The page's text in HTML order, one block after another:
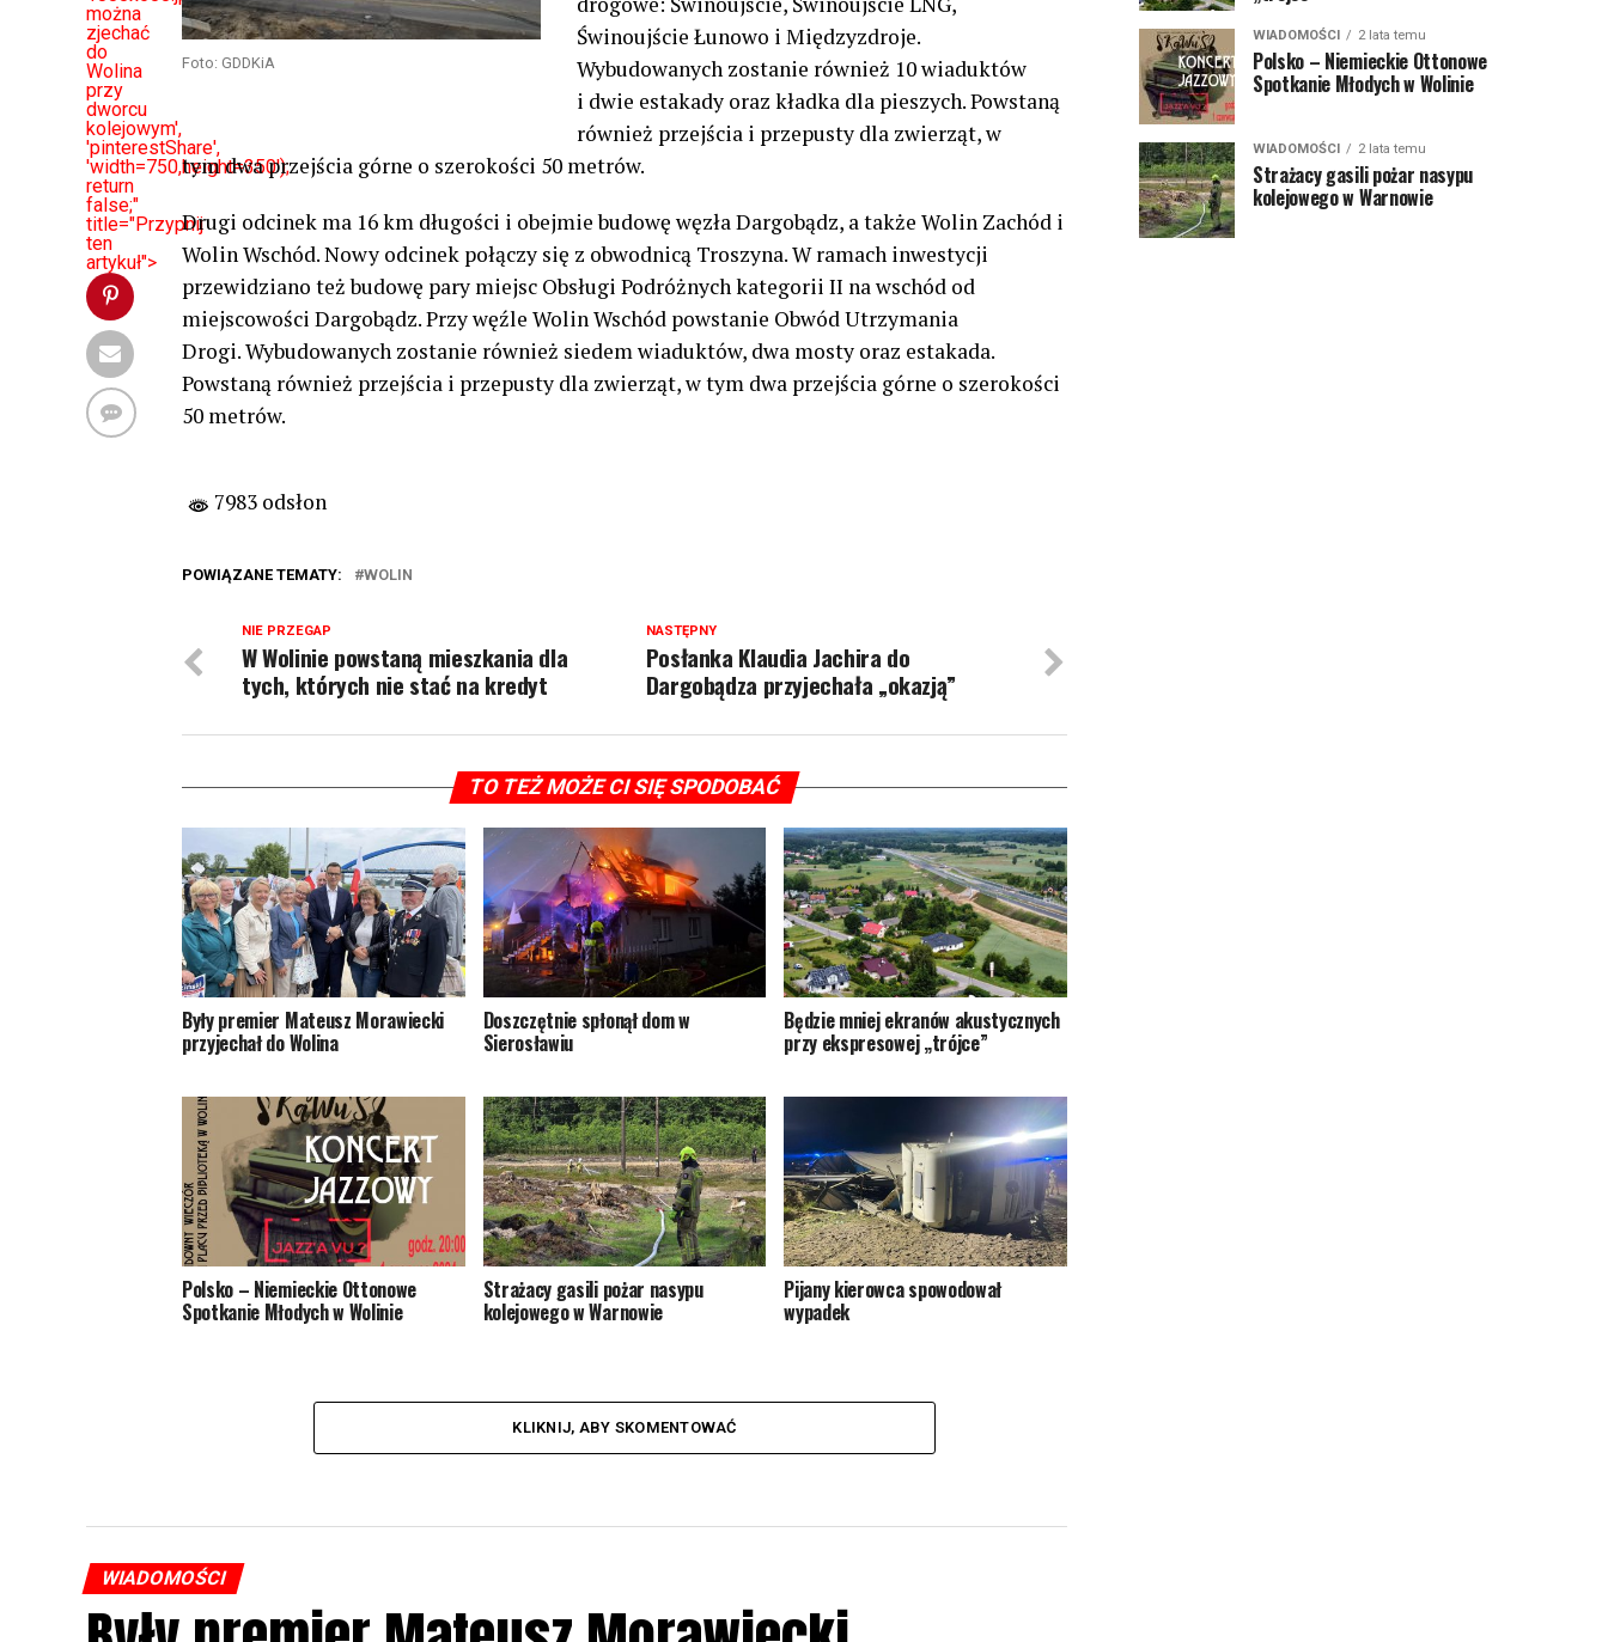
można
zjechać
do
Wolina
przy
dworcu
kolejowym',
'pinterestShare',
'width=750,height=350');
return
false;"
title="Przypnij
ten
artykuł">
Foto: GDDKiA
Świnoujście Łunowo i Międzyzdroje.
Wybudowanych zostanie również 10 wiaduktów
i dwie estakady oraz kładka dla pieszych. Powstaną
również przejścia i przepusty dla zwierząt, w
tym dwa przejścia górne o szerokości 50 metrów.
Drugi odcinek ma 16 km długości i obejmie budowę węzła Dargobądz, a także Wolin Zachód i
Wolin Wschód. Nowy odcinek połączy się z obwodnicą Troszyna. W ramach inwestycji
przewidziano też budowę pary miejsc Obsługi Podróżnych kategorii II na wschód od
miejscowości Dargobądz. Przy węźle Wolin Wschód powstanie Obwód Utrzymania
Drogi. Wybudowanych zostanie również siedem wiaduktów, dwa mosty oraz estakada.
Powstaną również przejścia i przepusty dla zwierząt, w tym dwa przejścia górne o szerokości
50 metrów.
7983 odsłon
POWIĄZANE TEMATY: WOLIN
NASTĘPNY
Posłanka Klaudia Jachira do
Dargobądza przyjechała „okazją”
NIE PRZEGAP
W Wolinie powstaną mieszkania dla
tych, których nie stać na kredyt
TO TEŻ MOŻE CI SIĘ SPODOBAĆ
Były premier Mateusz Morawiecki
przyjechał do Wolina
Doszczętnie spłonął dom w
Sierosławiu
Będzie mniej ekranów akustycznych
przy ekspresowej „trójce”
Polsko – Niemieckie Ottonowe
Spotkanie Młodych w Wolinie
Strażacy gasili pożar nasypu
kolejowego w Warnowie
Pijany kierowca spowodował
wypadek
KLIKNIJ, ABY SKOMENTOWAĆ
WIADOMOŚCI
WIADOMOŚCI 2 lata temu
Polsko – Niemieckie Ottonowe
Spotkanie Młodych w Wolinie
WIADOMOŚCI 2 lata temu
Strażacy gasili pożar nasypu
kolejowego w Warnowie